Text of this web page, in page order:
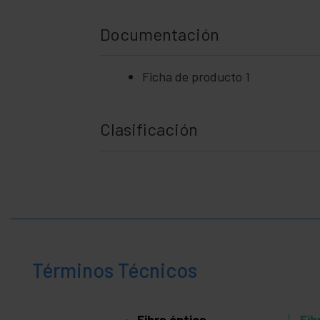
Documentación
Ficha de producto 1
Clasificación
Términos Técnicos